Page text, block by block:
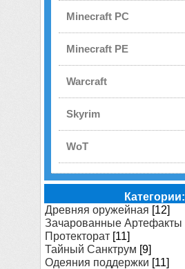
Minecraft PC
Minecraft PE
Warcraft
Skyrim
WoT
Категории:
Древняя оружейная [12]
Зачарованные Артефакты
Протекторат [11]
Тайный Санктрум [9]
Одеяния поддержки [11]